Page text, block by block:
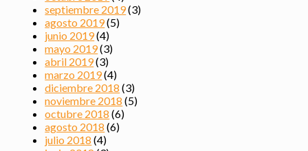
septiembre 2019(3)
agosto 2019(5)
junio 2019(4)
mayo 2019(3)
abril 2019(3)
marzo 2019(4)
diciembre 2018 (3)
noviembre 2018 (5)
octubre 2018 (6)
agosto 2018 (6)
julio 2018 (4)